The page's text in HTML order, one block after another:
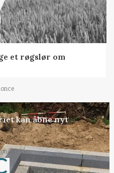
et røgslør om
kan åbne nyt